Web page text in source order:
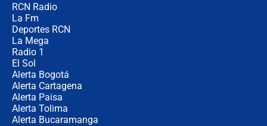
RCN Radio
La Fm
Deportes RCN
La Mega
Radio 1
El Sol
Alerta Bogotá
Alerta Cartagena
Alerta Paisa
Alerta Tolima
Alerta Bucaramanga